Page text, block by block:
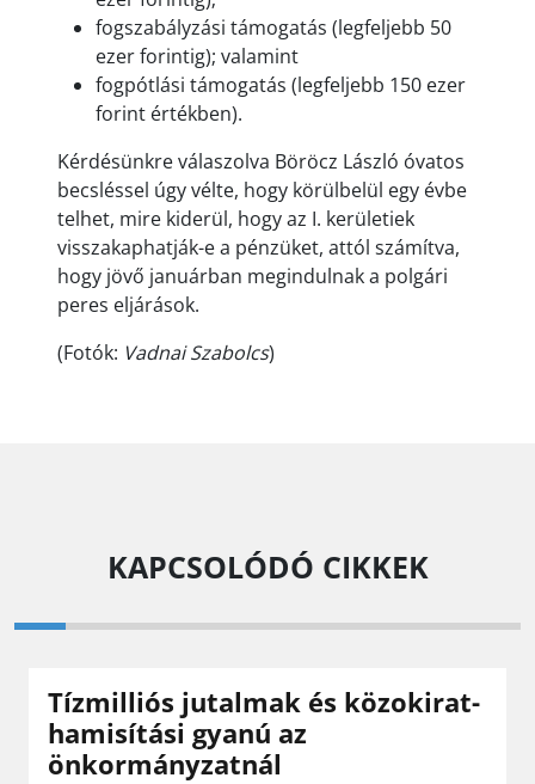
fogszabályzási támogatás (legfeljebb 50
ezer forintig); valamint
fogpótlási támogatás (legfeljebb 150 ezer
forint értékben).
Kérdésünkre válaszolva Böröcz László óvatos
becsléssel úgy vélte, hogy körülbelül egy évbe
telhet, mire kiderül, hogy az I. kerületiek
visszakaphatják-e a pénzüket, attól számítva,
hogy jövő januárban megindulnak a polgári
peres eljárások.
(Fotók: Vadnai Szabolcs)
KAPCSOLÓDÓ CIKKEK
Tízmilliós jutalmak és közokirat-
hamisítási gyanú az
önkormányzatnál